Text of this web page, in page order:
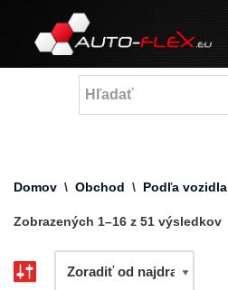
Prejsť
na
Domov \ Obchod \ Podľa vozidla
Zobrazených 1–16 z 51 výsledkov